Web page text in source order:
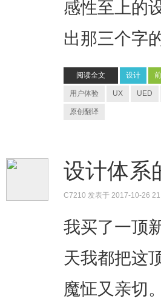
感性至上的
出那三个字
阅读全文 设计
用户体验 UX UED
原创翻译
设计体系
C7210 发表于 2017-10-26
我买了一顶
天我都把这
魔怔又亲切